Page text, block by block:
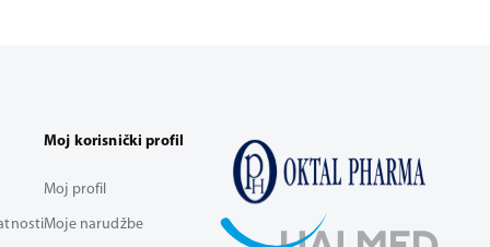
Moj korisnički profil
Moj profil
Moje narudžbe